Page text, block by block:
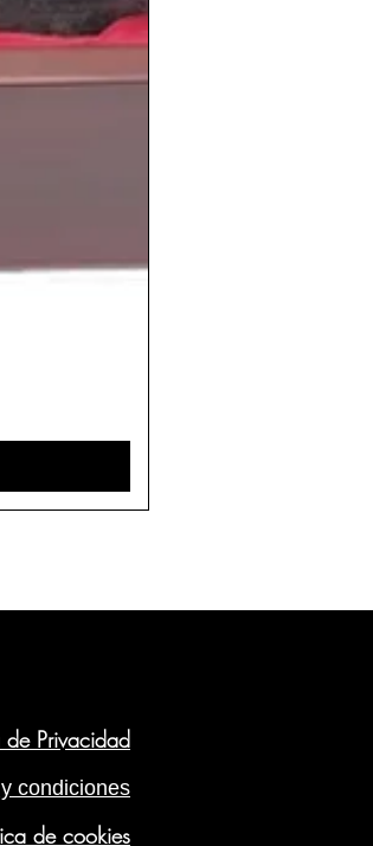
conocidas como
argentinoKun
selección de
de Privacidad
condiciones
de cookies